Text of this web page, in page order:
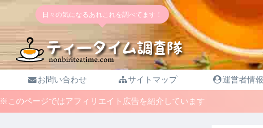
日々の気になるあれこれを調べてます！
お問い合わせ サイトマップ 運営者情報
※このページではアフィリエイト広告を紹介しています